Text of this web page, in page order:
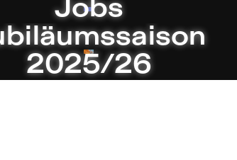
Jobs
2025/26